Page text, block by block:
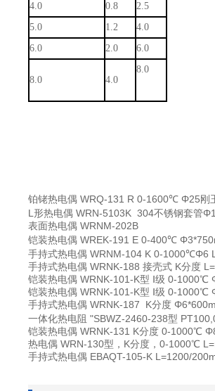
4.0
0.8
2.5
5.0
1.2
4.0
6.0
2.0 6.0
8.0 4.0
8.0
铂铑热电偶 WRQ-131 R 0-1600℃ Φ25刚
L形热电偶 WRN-5103K 304不锈钢套管
表面热电偶 WRNM-202B
铠装热电偶 WREK-191 E 0-400℃
手持式热电偶 WRNM-104 K 0-1000℃Φ6
手持式热电偶 WRNK-188 接壳式 K分度
铠装热电偶 WRNK-101-K型 Ⅰ级 0-1000℃
铠装热电偶 WRNK-101-K型 Ⅰ级 0-1000℃
手持式热电偶 WRNK-187 K分度
一体化热电阻 "SBWZ-2460-238型
铠装热电偶 WRNK-131 K分度 0-1000℃
热电偶 WRN-130型，K分度，0-1000℃
手持式热电偶 EBAQT-105-K L=1200/